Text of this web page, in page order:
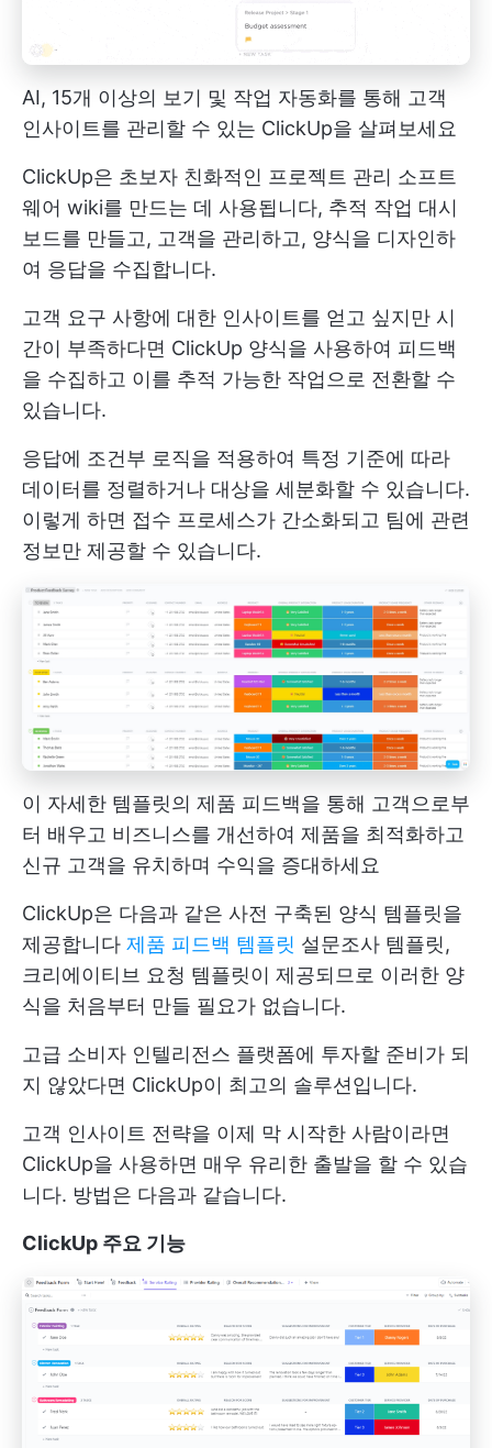
AI, 15개 이상의 보기 및 작업 자동화를 통해 고객
인사이트를 관리할 수 있는 ClickUp을 살펴보세요
ClickUp은 초보자 친화적인 프로젝트 관리 소프트
웨어 wiki를 만드는 데 사용됩니다, 추적 작업 대시
보드를 만들고, 고객을 관리하고, 양식을 디자인하
여 응답을 수집합니다.
고객 요구 사항에 대한 인사이트를 얻고 싶지만 시
간이 부족하다면 ClickUp 양식을 사용하여 피드백
을 수집하고 이를 추적 가능한 작업으로 전환할 수
있습니다.
응답에 조건부 로직을 적용하여 특정 기준에 따라
데이터를 정렬하거나 대상을 세분화할 수 있습니다.
이렇게 하면 접수 프로세스가 간소화되고 팀에 관련
정보만 제공할 수 있습니다.
이 자세한 템플릿의 제품 피드백을 통해 고객으로부
터 배우고 비즈니스를 개선하여 제품을 최적화하고
신규 고객을 유치하며 수익을 증대하세요
ClickUp은 다음과 같은 사전 구축된 양식 템플릿을
제공합니다 제품 피드백 템플릿 설문조사 템플릿,
크리에이티브 요청 템플릿이 제공되므로 이러한 양
식을 처음부터 만들 필요가 없습니다.
고급 소비자 인텔리전스 플랫폼에 투자할 준비가 되
지 않았다면 ClickUp이 최고의 솔루션입니다.
고객 인사이트 전략을 이제 막 시작한 사람이라면
ClickUp을 사용하면 매우 유리한 출발을 할 수 있습
니다. 방법은 다음과 같습니다.
ClickUp 주요 기능